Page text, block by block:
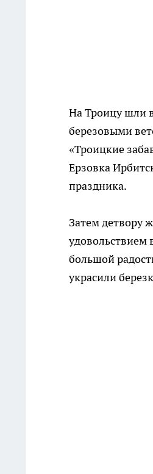
На Троицу шли
березовыми
«Троицкие
Ерзовка
праздника.
Затем детвору
удовольствием
большой
украсили